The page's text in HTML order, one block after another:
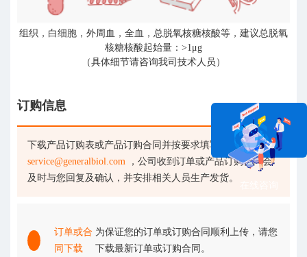
组织，白细胞，外周血，全血，总脱氧核糖核酸等，建议总脱氧
核糖核酸起始量：>1μg
（具体细节请咨询我司技术人员）
订购信息
下载产品订购表或产品订购合同并按要求填写后发送至ngs-
service@generalbiol.com ，公司收到订单或产品订购合同会
及时与您回复及确认，并安排相关人员生产发货。
订单或合
同下载
为保证您的订单或订购合同顺利上传，请您
下载最新订单或订购合同。